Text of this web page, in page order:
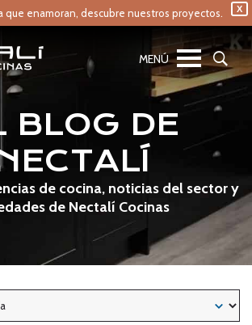
X
que enamoran, descubre nuestros proyectos.
BLOG DE
de cocina, noticias del sector y
de Nectalí Cocinas